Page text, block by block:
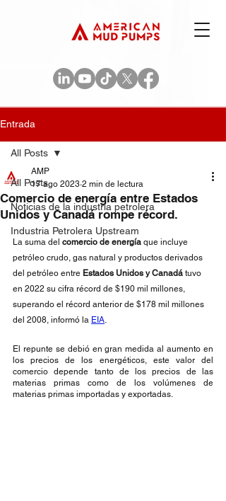
Entrada
All Posts
Noticias de la industria petrolera
Industria Petrolera Upstream
All Posts
Comercio de energía entre Estados
Unidos y Canadá rompe récord.
AMP
17 ago 2023 2 min de lectura
La suma del comercio de energía que incluye
petróleo crudo, gas natural y productos derivados
del petróleo entre Estados Unidos y Canadá tuvo
en 2022 su cifra récord de $190 mil millones,
superando el récord anterior de $178 mil millones
del 2008, informó la EIA.
El repunte se debió en gran medida al aumento en
los precios de los energéticos, este valor del
comercio depende tanto de los precios de las
materias primas como de los volúmenes de
materias primas importadas y exportadas.